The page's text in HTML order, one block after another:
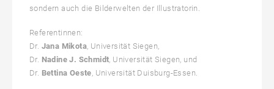
sondern auch die Bilderwelten der Illustratorin.
Referentinnen:
Dr. Jana Mikota , Universität Siegen,
Dr. Nadine J. Schmidt , Universität Siegen, und
Dr. Bettina Oeste , Universität Duisburg-Essen.